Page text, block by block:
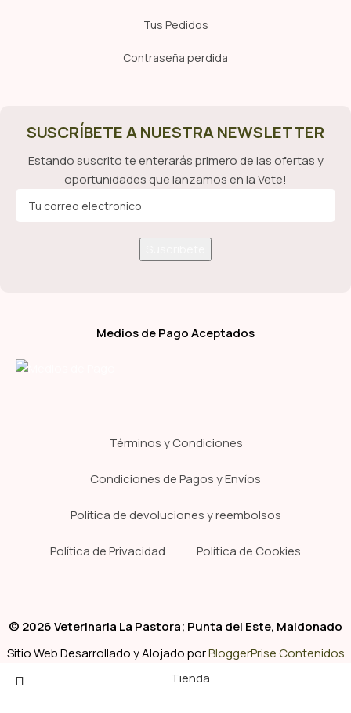
Tus Pedidos
Contraseña perdida
SUSCRÍBETE A NUESTRA NEWSLETTER
Estando suscrito te enterarás primero de las ofertas y
oportunidades que lanzamos en la Vete!
Medios de Pago Aceptados
Términos y Condiciones
Condiciones de Pagos y Envíos
Política de devoluciones y reembolsos
Política de Privacidad Política de Cookies
© 2026 Veterinaria La Pastora; Punta del Este, Maldonado
Sitio Web Desarrollado y Alojado porBloggerPrise Contenidos
Tienda